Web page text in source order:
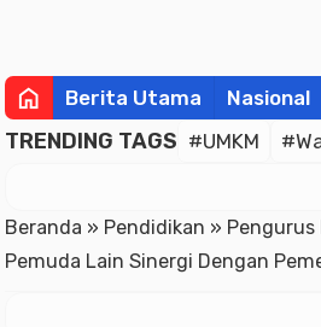
home Berita Utama Nasional
TRENDING TAGS #UMKM
Beranda » Pendidikan » Pengurus
Pemuda Lain Sinergi Dengan